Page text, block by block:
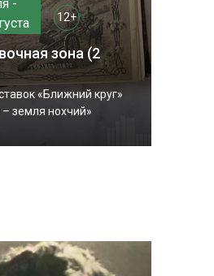
-
12+
зона (2
«Ближний круг»
– земля нохчий»